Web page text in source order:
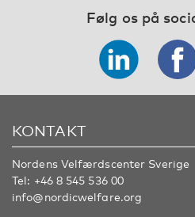
Følg os på
KONTAKT
Nordens Velfærdscenter Sverige
Tel: +46 8 545 536 00
info@nordicwelfare.org